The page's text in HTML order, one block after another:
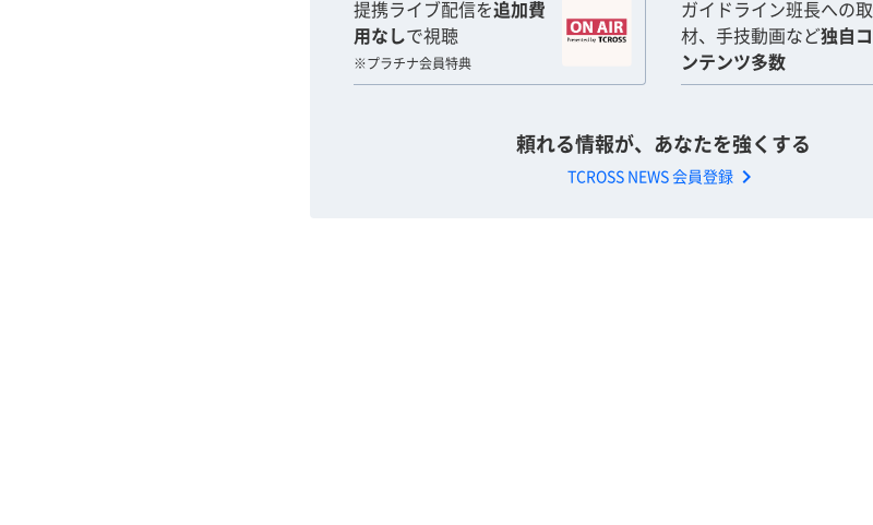
提携ライブ配信を追加費
用なしで視聴
※プラチナ会員特典
ガイドライン班長への取
材、手技動画など独自コ
ンテンツ多数
頼れる情報が、あなたを強くする
TCROSS NEWS 会員登録 chevron_right